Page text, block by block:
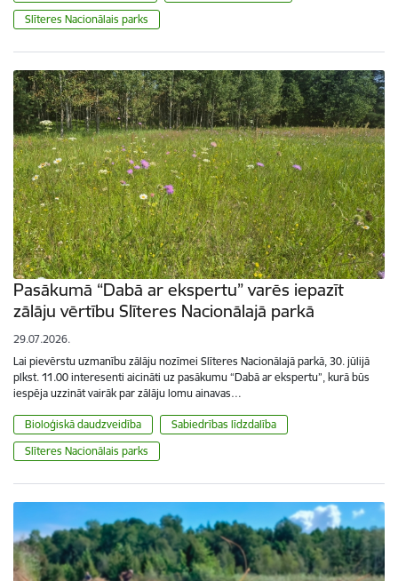
Slīteres Nacionālais parks
Pasākumā “Dabā ar ekspertu” varēs iepazīt
zālāju vērtību Slīteres Nacionālajā parkā
29.07.2026.
Lai pievērstu uzmanību zālāju nozīmei Slīteres Nacionālajā parkā, 30. jūlijā
plkst. 11.00 interesenti aicināti uz pasākumu “Dabā ar ekspertu”, kurā būs
iespēja uzzināt vairāk par zālāju lomu ainavas…
Bioloģiskā daudzveidība
Sabiedrības līdzdalība
Slīteres Nacionālais parks